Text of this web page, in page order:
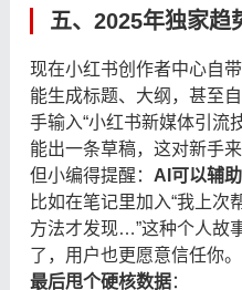
五、2025年独家趋
现在小红书创作者中心自带
能生成标题、大纲，甚至
手输入“小红书新媒体引流
能出一条草稿，这对新手
但小编得提醒： AI可以辅
比如在笔记里加入“我上次
方法才发现…”这种个人故
了，用户也更愿意信任你。
最后甩个硬核数据：